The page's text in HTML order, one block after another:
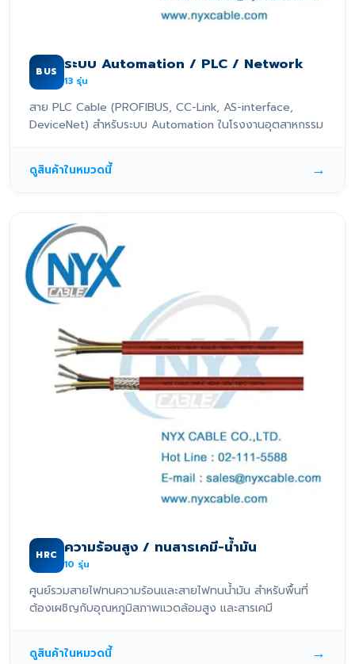
BUS ระบบ Automation / PLC / Network
13 รุ่น
สาย PLC Cable (PROFIBUS, CC-Link, AS-interface,
DeviceNet) สำหรับระบบ Automation ในโรงงานอุตสาหกรรม
ดูสินค้าในหมวดนี้ →
HRC ความร้อนสูง / ทนสารเคมี-น้ำมัน
10 รุ่น
ศูนย์รวมสายไฟทนความร้อนและสายไฟทนน้ำมัน สำหรับพื้นที่
ต้องเผชิญกับอุณหภูมิสภาพแวดล้อมสูง และสารเคมี
ดูสินค้าในหมวดนี้ →